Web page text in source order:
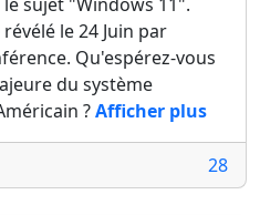
le 24 Juin par
Qu'espérez-vous
du système
?Afficher plus
28